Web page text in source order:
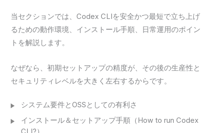
当セクションでは、Codex CLIを安全かつ最短で立ち上げ
るための動作環境、インストール手順、日常運用のポイン
トを解説します。
なぜなら、初期セットアップの精度が、その後の生産性と
セキュリティレベルを大きく左右するからです。
システム要件とOSSとしての有利さ
インストール＆セットアップ手順（How to run Codex